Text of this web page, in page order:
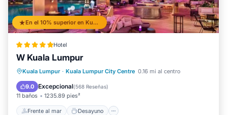
En el 10% superior en Kuala Lumpur City Centre
Hotel
W Kuala Lumpur
Kuala Lumpur · Kuala Lumpur City Centre 0.16 mi al centro
9.0 Excepcional(568 Reseñas)
11 baños 1235.89 pies²
Frente al mar Desayuno
Frente al mar
Estación de carga para vehículos eléctricos
Aparcamiento